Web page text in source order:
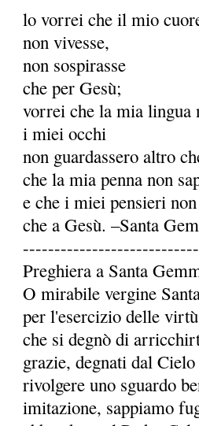
lo vorrei che il mio
non vivesse,
non sospirasse
che per Gesù;
vorrei che la mia lingua
i miei occhi
non guardassero altro
che la mia penna non
e che i miei pensieri
che a Gesù. –Santa
Preghiera a Santa
O mirabile vergine
per l'esercizio delle
che si degnò di
grazie, degnati dal
rivolgere uno sguardo
imitazione, sappiamo